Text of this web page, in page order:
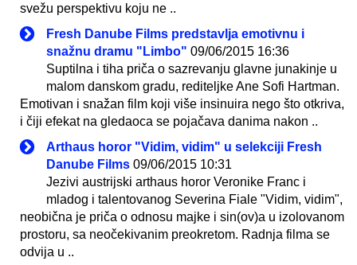
svežu perspektivu koju ne ..
Fresh Danube Films predstavlja emotivnu i
snažnu dramu "Limbo" 09/06/2015 16:36
Suptilna i tiha priča o sazrevanju glavne junakinje u
malom danskom gradu, rediteljke Ane Sofi Hartman.
Emotivan i snažan film koji više insinuira nego što otkriva,
i čiji efekat na gledaoca se pojačava danima nakon ..
Arthaus horor "Vidim, vidim" u selekciji Fresh
Danube Films 09/06/2015 10:31
Jezivi austrijski arthaus horor Veronike Franc i
mladog i talentovanog Severina Fiale "Vidim, vidim",
neobična je priča o odnosu majke i sin(ov)a u izolovanom
prostoru, sa neočekivanim preokretom. Radnja filma se
odvija u ..